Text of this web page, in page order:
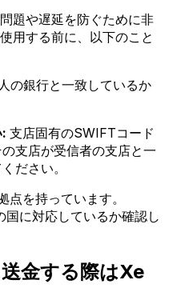
題や遅延を防ぐために非
用する前に、以下のこと
の銀行と一致しているか
支店固有のSWIFTコード
支店が受信者の支店と一
ださい。
点を持っています。
に対応しているか確認し
金する際はXe